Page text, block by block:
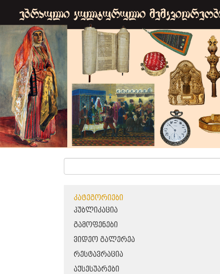
ᲙᲐᲢᲔᲒᲝᲠᲘᲔᲑᲘ
ᲞᲣᲑᲚᲘᲙᲐᲪᲘᲐ
ᲒᲐᲛᲝᲤᲔᲜᲔᲑᲘ
ᲕᲘᲓᲔᲝ ᲒᲐᲚᲔᲠᲔᲐ
ᲠᲔᲡᲢᲐᲕᲠᲐᲪᲘᲐ
ᲐᲥᲡᲔᲡᲣᲐᲠᲔᲑᲘ